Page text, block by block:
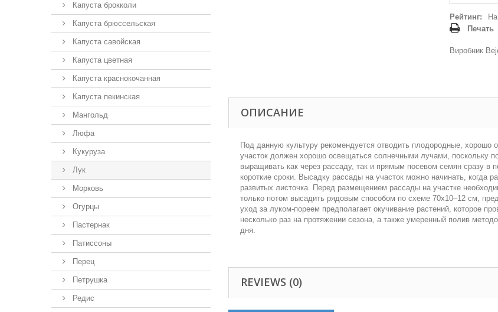
Капуста брокколи
Капуста брюссельская
Капуста савойская
Капуста цветная
Капуста краснокочанная
Капуста пекинская
Мангольд
Люфа
Кукуруза
Лук
Морковь
Огурцы
Пастернак
Патиссоны
Перец
Петрушка
Редис
Рейтинг:
Печать
Виробник
ОПИСАНИЕ
Под данную культуру рекомендуется отводить плодородные, хорошо
участок должен хорошо освещаться солнечными лучами, поскольку
выращивать как через рассаду, так и прямым посевом семян сразу в
короткие сроки. Высадку рассады на участок можно начинать, когда
развитых листочка. Перед размещением рассады на участке
только потом высадить рядовым способом по схеме 70х10–12 см,
уход за луком-пореем предполагает окучивание растений, которое
несколько раз на протяжении сезона, а также умеренный полив
дня.
REVIEWS (0)